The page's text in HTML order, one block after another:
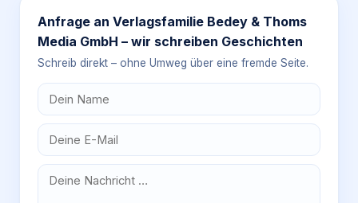
Anfrage an Verlagsfamilie Bedey & Thoms
Media GmbH – wir schreiben Geschichten
Schreib direkt – ohne Umweg über eine fremde Seite.